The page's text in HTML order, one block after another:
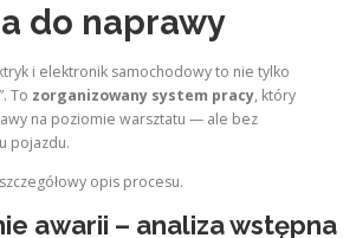
do naprawy
i elektronik samochodowy to nie tylko
To zorganizowany system pracy, który
na poziomie warsztatu — ale bez
pojazdu.
opis procesu.
awarii – analiza wstępna